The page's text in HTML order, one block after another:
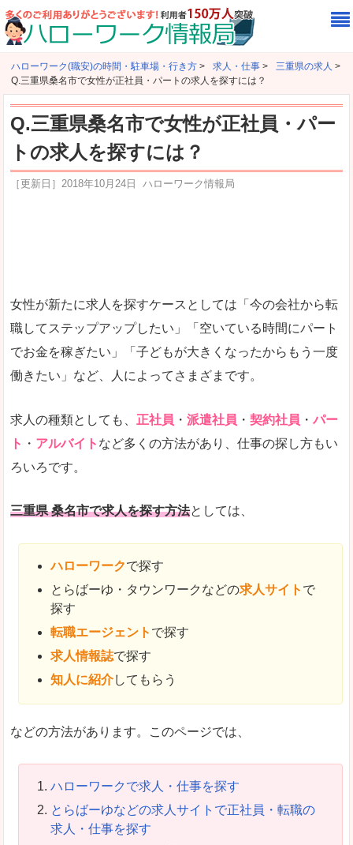
ハローワーク(職安)の時間・駐車場・行き方 > 求人・仕事 > 三重県の求人 >
Q.三重県桑名市で女性が正社員・パートの求人を探すには？
Q.三重県桑名市で女性が正社員・パー
トの求人を探すには？
［更新日］ 2018年10月24日 ハローワーク情報局
女性が新たに求人を探すケースとしては「今の会社から転
職してステップアップしたい」「空いている時間にパート
でお金を稼ぎたい」「子どもが大きくなったからもう一度
働きたい」など、人によってさまざまです。
求人の種類としても、 正社員 ・ 派遣社員 ・ 契約社員 ・ パー
ト ・ アルバイト など多くの方法があり、仕事の探し方もい
ろいろです。
三重県 桑名市で求人を探す方法としては、
ハローワークで探す
とらばーゆ・タウンワークなどの求人サイト で
探す
転職エージェント で探す
求人情報誌で探す
知人に紹介してもらう
などの方法があります。このページでは、
ハローワークで求人・仕事を探す
とらばーゆなどの求人サイトで正社員・転職の
求人・仕事を探す